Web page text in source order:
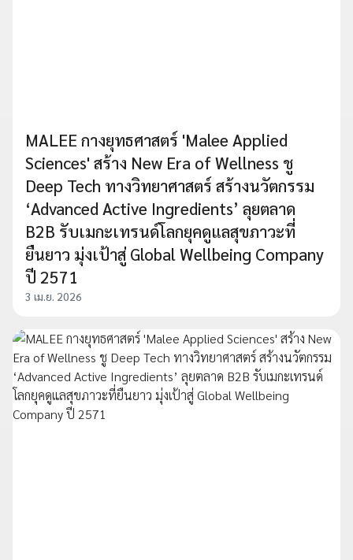
MALEE กางยุทธศาสตร์ 'Malee Applied
Sciences' สร้าง New Era of Wellness ชู
Deep Tech ทางวิทยาศาสตร์ สร้างนวัตกรรม
‘Advanced Active Ingredients’ ลุยตลาด
B2B รับเมกะเทรนด์โลกยุคดูแลสุขภาวะที่
ยืนยาว มุ่งเป้าสู่ Global Wellbeing Company
ปี 2571
3 เม.ย. 2026